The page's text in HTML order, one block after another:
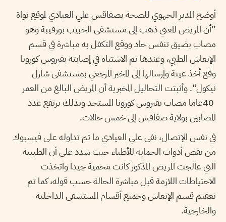
أوضح المدير الجهوي للصحة بصفاقس علي العيادي لموقع نواة
”أن المريض المعني ذهب إلى مستشفى الحبيب بورقيبة وهو
مصاب بضيق تنفس حاد ووقع التكفل به مباشرة في قسم
الإنعاش الطبي، وعندها تم الاشتباه في إصابته بفيروس كورونا
وقع أخذ عينة وإرسالها إلى المخبر المرجعي بمستشفى شارل
نيكول“. وأثبتت التحاليل المخبرية أن المريض البالغ من العمر
40عاما مصاب بفيروس كورونا المستجد وبذلك يرتفع عدد
المصابين بولاية صفاقس إلى خمس حالات.
في نفس الإتصال، نفى علي العيادي ما تم تداوله على فيسبوك
من نقص أدوات الحماية للأطباء حيث شدد على أن الطبيبة
التي عالجت المريض المذكور كانت محمية جيدا واتخذت
الاحتياطات اللازمة قبل مباشرة الحالة حسب قوله، كما تم
تعقيم قسم الإنعاش وجميع أقسام المستشفى الداخلية
والخارجية.